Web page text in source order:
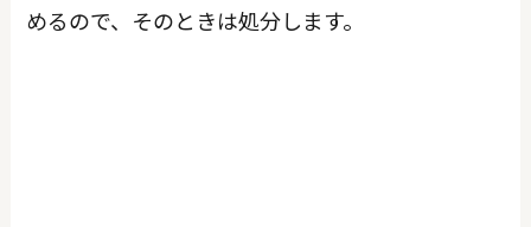
めるので、そのときは処分します。